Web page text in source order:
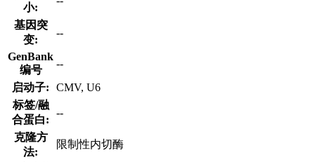
小:
基因突
变:
--
GenBank
编号
--
启动子:
CMV, U6
标签/融
合蛋白:
--
克隆方
法:
限制性内切酶